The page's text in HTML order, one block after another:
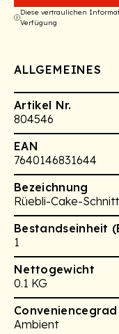
Diese vertraulichen
Verfügung
ALLGEMEINES
Artikel Nr.
804546
EAN
7640146831644
Bezeichnung
Rüebli-Cake-
Bestandseinheit
1
Nettogewicht
0.1 KG
Conveniencegrad
Ambient